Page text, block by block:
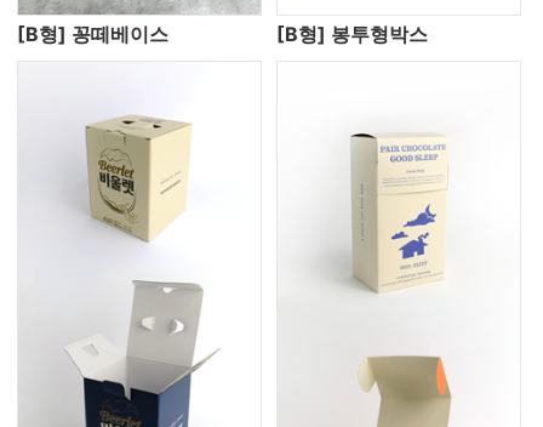
[B형] 꽁떼베이스 [B형] 봉투형박스